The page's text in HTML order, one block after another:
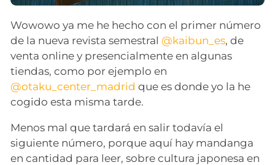
Wowowo ya me he hecho con el primer número
de la nueva revista semestral @kaibun_es, de
venta online y presencialmente en algunas
tiendas, como por ejemplo en
@otaku_center_madrid que es donde yo la he
cogido esta misma tarde.
Menos mal que tardará en salir todavía el
siguiente número, porque aquí hay mandanga
en cantidad para leer, sobre cultura japonesa en